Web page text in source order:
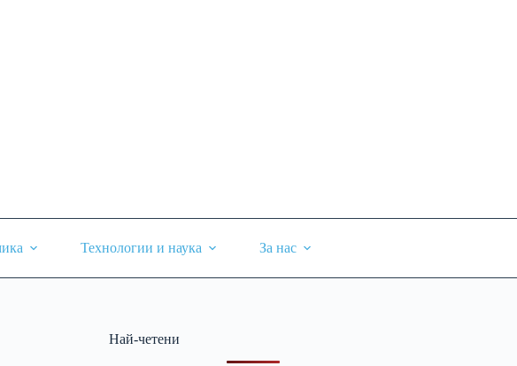
Технологии и наука За нас
Най-четени